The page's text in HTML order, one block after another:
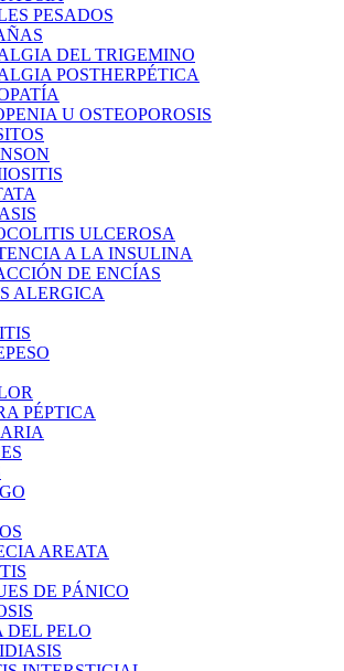
PESADOS
DEL TRIGEMINO
POSTHERPÉTICA
U OSTEOPOROSIS
ULCEROSA
A LA INSULINA
DE ENCÍAS
ALERGICA
PÉPTICA
AREATA
DE PÁNICO
DEL PELO